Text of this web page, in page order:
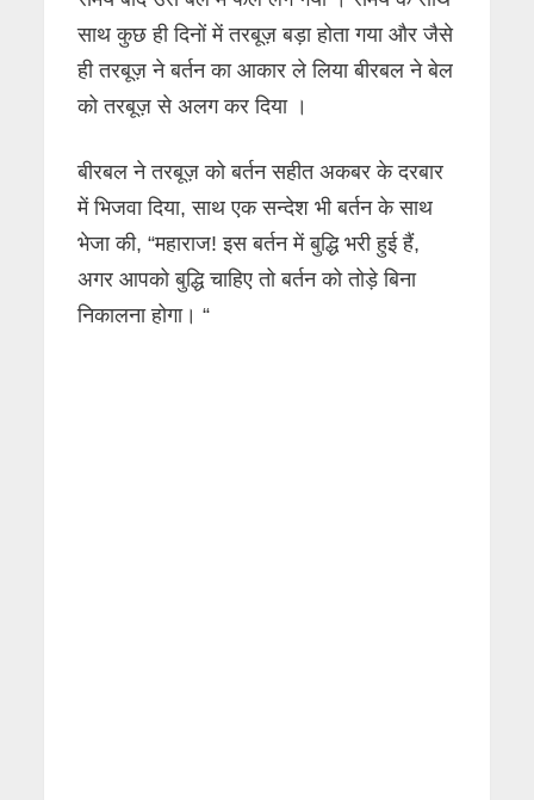
साथ कुछ ही दिनों में तरबूज़ बड़ा होता गया और जैसे
ही तरबूज़ ने बर्तन का आकार ले लिया बीरबल ने बेल
को तरबूज़ से अलग कर दिया ।
बीरबल ने तरबूज़ को बर्तन सहीत अकबर के दरबार
में भिजवा दिया, साथ एक सन्देश भी बर्तन के साथ
भेजा की, “महाराज! इस बर्तन में बुद्धि भरी हुई हैं,
अगर आपको बुद्धि चाहिए तो बर्तन को तोड़े बिना
निकालना होगा। “